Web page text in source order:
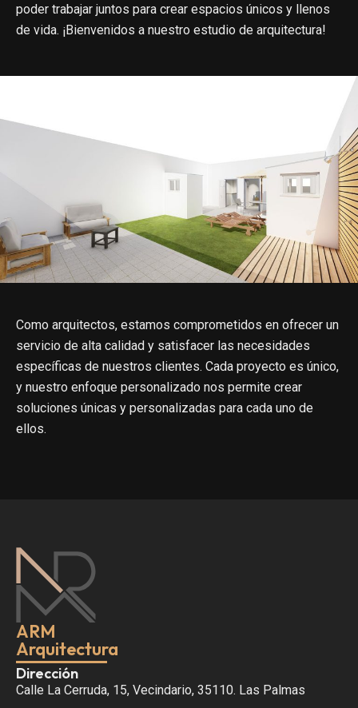
poder trabajar juntos para crear espacios únicos y llenos
de vida. ¡Bienvenidos a nuestro estudio de arquitectura!
Como arquitectos, estamos comprometidos en ofrecer un
servicio de alta calidad y satisfacer las necesidades
específicas de nuestros clientes. Cada proyecto es único,
y nuestro enfoque personalizado nos permite crear
soluciones únicas y personalizadas para cada uno de
ellos.
ARM
Arquitectura
Dirección
Calle La Cerruda, 15, Vecindario, 35110. Las Palmas